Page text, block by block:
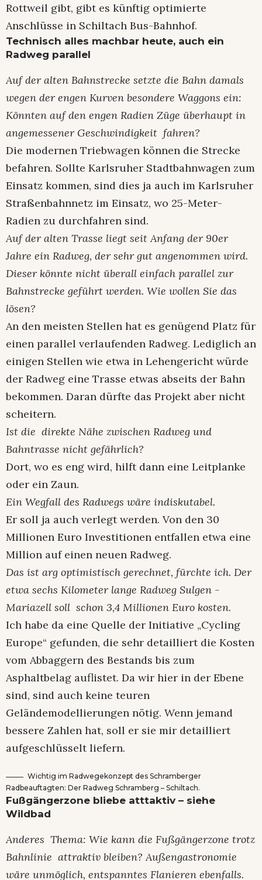
Rottweil gibt, gibt es künftig optimierte
Anschlüsse in Schiltach Bus-Bahnhof.
Technisch alles machbar heute, auch ein
Radweg parallel
Auf der alten Bahnstrecke setzte die Bahn damals
wegen der engen Kurven besondere Waggons ein:
Könnten auf den engen Radien Züge überhaupt in
angemessener Geschwindigkeit fahren?
Die modernen Triebwagen können die Strecke
befahren. Sollte Karlsruher Stadtbahnwagen zum
Einsatz kommen, sind dies ja auch im Karlsruher
Straßenbahnnetz im Einsatz, wo 25-Meter-
Radien zu durchfahren sind.
Auf der alten Trasse liegt seit Anfang der 90er
Jahre ein Radweg, der sehr gut angenommen wird.
Dieser könnte nicht überall einfach parallel zur
Bahnstrecke geführt werden. Wie wollen Sie das
lösen?
An den meisten Stellen hat es genügend Platz für
einen parallel verlaufenden Radweg. Lediglich an
einigen Stellen wie etwa in Lehengericht würde
der Radweg eine Trasse etwas abseits der Bahn
bekommen. Daran dürfte das Projekt aber nicht
scheitern.
Ist die direkte Nähe zwischen Radweg und
Bahntrasse nicht gefährlich?
Dort, wo es eng wird, hilft dann eine Leitplanke
oder ein Zaun.
Ein Wegfall des Radwegs wäre indiskutabel.
Er soll ja auch verlegt werden. Von den 30
Millionen Euro Investitionen entfallen etwa eine
Million auf einen neuen Radweg.
Das ist arg optimistisch gerechnet, fürchte ich. Der
etwa sechs Kilometer lange Radweg Sulgen -
Mariazell soll schon 3,4 Millionen Euro kosten.
Ich habe da eine Quelle der Initiative „Cycling
Europe“ gefunden, die sehr detailliert die Kosten
vom Abbaggern des Bestands bis zum
Asphaltbelag auflistet. Da wir hier in der Ebene
sind, sind auch keine teuren
Geländemodellierungen nötig. Wenn jemand
bessere Zahlen hat, soll er sie mir detailliert
aufgeschlüsselt liefern.
Wichtig im Radwegekonzept des Schramberger
Radbeauftagten: Der Radweg Schramberg – Schiltach.
Fußgängerzone bliebe atttaktiv – siehe
Wildbad
Anderes Thema: Wie kann die Fußgängerzone trotz
Bahnlinie attraktiv bleiben? Außengastronomie
wäre unmöglich, entspanntes Flanieren ebenfalls.